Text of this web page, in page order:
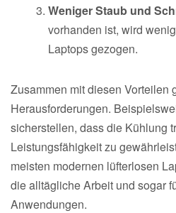
Weniger Staub und
vorhanden ist, wird
Laptops gezogen.
Zusammen mit diesen Vorteilen
Herausforderungen.
sicherstellen, dass die Kühlung
Leistungsfähigkeit zu
meisten modernen lüfterlosen
die alltägliche Arbeit und sogar
Anwendungen.